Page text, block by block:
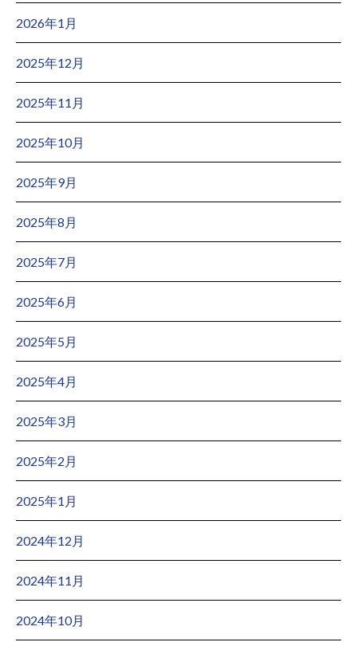
2026年1月
2025年12月
2025年11月
2025年10月
2025年9月
2025年8月
2025年7月
2025年6月
2025年5月
2025年4月
2025年3月
2025年2月
2025年1月
2024年12月
2024年11月
2024年10月